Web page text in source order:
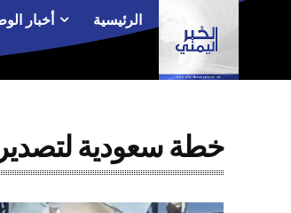
الرئيسية أخبار
خطة سعودية لتصدير